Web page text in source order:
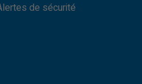
de sécurité